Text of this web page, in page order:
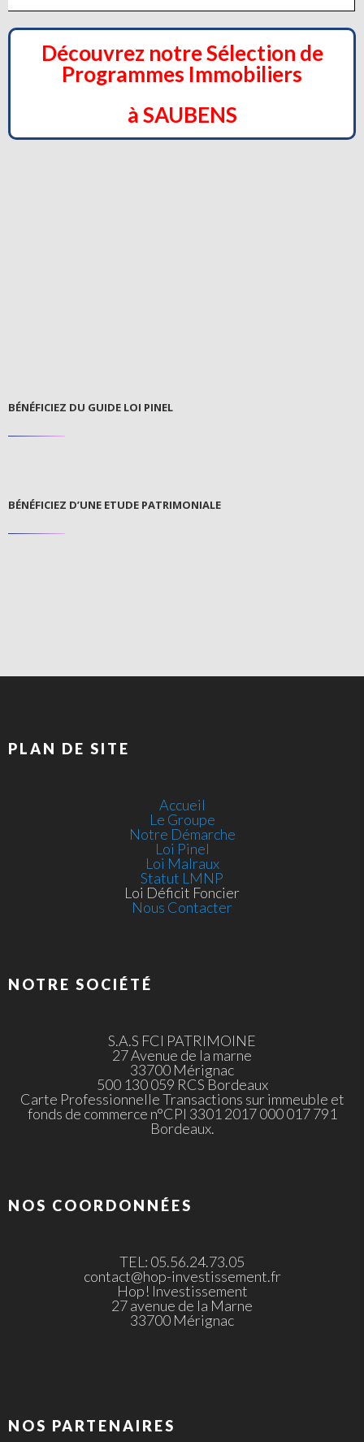
Découvrez notre Sélection de
Programmes Immobiliers
à SAUBENS
BÉNÉFICIEZ DU GUIDE LOI PINEL
BÉNÉFICIEZ D’UNE ETUDE PATRIMONIALE
PLAN DE SITE
Accueil
Le Groupe
Notre Démarche
Loi Pinel
Loi Malraux
Statut LMNP
Loi Déficit Foncier
Nous Contacter
NOTRE SOCIÉTÉ
S.A.S FCI PATRIMOINE
27 Avenue de la marne
33700 Mérignac
500 130 059 RCS Bordeaux
Carte Professionnelle Transactions sur immeuble et
fonds de commerce n°CPI 3301 2017 000 017 791
Bordeaux.
NOS COORDONNÉES
TEL: 05.56.24.73.05
contact@hop-investissement.fr
Hop! Investissement
27 avenue de la Marne
33700 Mérignac
NOS PARTENAIRES